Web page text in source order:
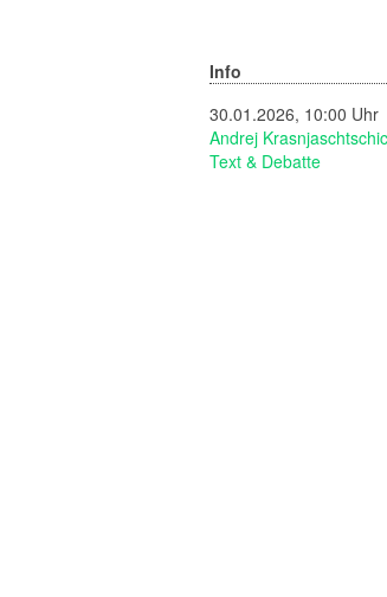
Info
30.01.2026, 10:00 Uhr
Andrej
Text & Debatte